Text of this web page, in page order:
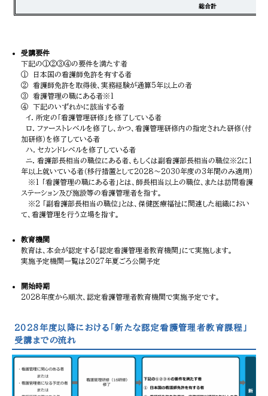
総合計
受講要件
下記の①②③④の要件を満たす者
① 日本国の看護師免許を有する者
② 看護師免許を取得後、実務経験が通算5年以上の者
③ 看護管理の職にある者※1
④ 下記のいずれかに該当する者
イ. 所定の「看護管理研修」を修了している者
ロ. ファーストレベルを修了し、かつ、看護管理研修内の指定された研修（付
加研修）を修了している者
ハ. セカンドレベルを修了している者
ニ. 看護部長相当の職位にある者、もしくは副看護部長相当の職位※2に1
年以上就いている者（移行措置として2028～2030年度の3年間のみ適用）
※1 「看護管理の職にある者」とは、師長相当以上の職位、または訪問看護
ステーション及び施設等の看護管理者を指す。
※2 「副看護部長相当の職位」とは、保健医療福祉に関連した組織におい
て、看護管理を行う立場を指す。
教育機関
教育は、本会が認定する「認定看護管理者教育機関」にて実施します。
実施予定機関一覧は2027年夏ごろ公開予定
開始時期
2028年度から順次、認定看護管理者教育機関で実施予定です。
2028年度以降における「新たな認定看護管理者教育課程」
受講までの流れ